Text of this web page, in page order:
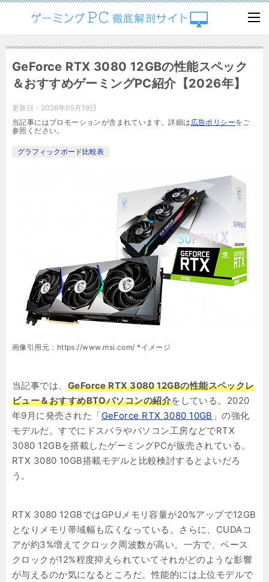
GeForce RTX 3080 12GBの性能スペック
＆おすすめゲーミングPC紹介【2026年】
更新日： 2026年05月19日
当記事にはプロモーションが含まれています。詳細は 広告ポリシーをご
参照ください。
グラフィックボード比較表
画像引用元：https://www.msi.com/ *イメージ
当記事では、 GeForce RTX 3080 12GBの性能スペックレ
ビュー＆おすすめBTOパソコンの紹介をしている。2020
年9月に発売された「GeForce RTX 3080 10GB 」の強化
モデルだ。すでにドスパラやパソコン工房などでRTX
3080 12GBを搭載したゲーミングPCが販売されている。
RTX 3080 10GB搭載モデルと比較検討するとよいだろ
う。
RTX 3080 12GBではGPUメモリ容量が20%アップで12GB
となりメモリ帯域幅も広くなっている。さらに、CUDAコ
アが約3%増えてクロック周波数が高い。一方で、ベース
クロックが12%程度抑えられていてそれがどのような影響
が与えるのか気になるところだ。性能的には上位モデルで